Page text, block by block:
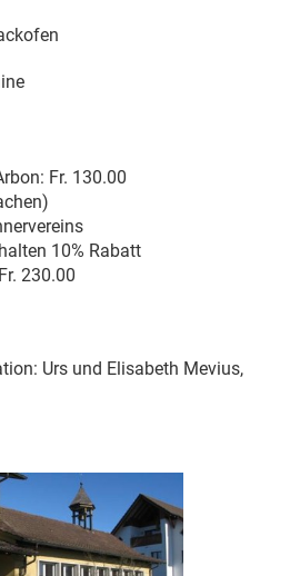
Fr. 130.00
10% Rabatt
230.00
Urs und Elisabeth Mevius,